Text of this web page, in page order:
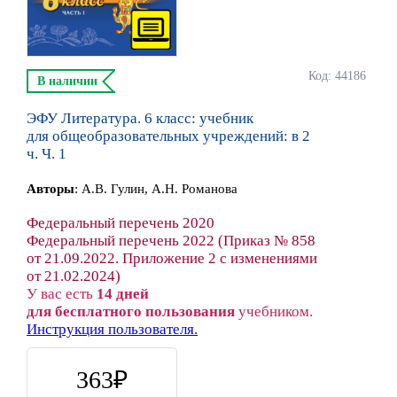
Код: 44186
В наличии
ЭФУ Литература. 6 класс: учебник
для общеобразовательных учреждений: в 2
ч. Ч. 1
Авторы: А.В. Гулин, А.Н. Романова
Федеральный перечень 2020
Федеральный перечень 2022 (Приказ № 858
от 21.09.2022. Приложение 2 с изменениями
от 21.02.2024)
У вас есть 14 дней
для бесплатного пользования учебником.
Инструкция пользователя.
363